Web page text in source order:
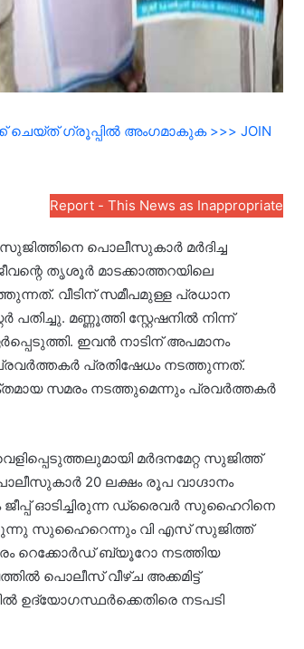
ചെയ്ത് ഗ്രൂപ്പിൽ അംഗമാകുക >>> JOIN
Report - This News as Inappropriate
പൊലീസുകാർ മർദിച്ച
തൃശൂർ മാടക്കാത്തറയിലെ
വീടിന് സമീപമുള്ള പ്രധാന
മണ്ണൂത്തി സ്റ്റേഷനിൽ നിന്ന്
ഇവൻ നാടിന് അപമാനം
പ്രവർത്തകർ പ്രതിഷേധം നടത്തുന്നത്.
സമരം നടത്തുമെന്നും പ്രവർത്തകർ
മർദനമേറ്റ സുജിത്ത്
20 ലക്ഷം രൂപ വാഗ്ദാനം
ഓടിച്ചിരുന്ന ഡ്രൈവർ സുഹൈറിനെ
സുഹൈറെന്നും വി എസ് സുജിത്ത്
റെക്കോർഡ് ബ്യൂറോ നടത്തിയ
പൊലീസ് വീഴ്ച അക്കമിട്ട്
ഉദ്യോഗസ്ഥർക്കെതിരെ നടപടി